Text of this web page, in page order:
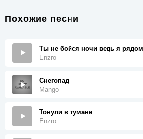
Похожие песни
Ты не бойся ночи ведь я рядом
Enzro
Снегопад
Mango
Тонули в тумане
Enzro